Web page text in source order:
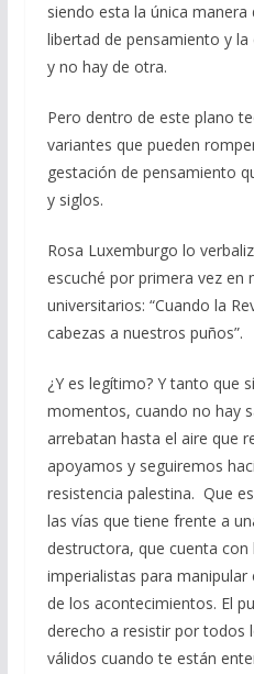
siendo esta la única
libertad de pensamiento y la
y no hay de otra.
Pero dentro de este plano
variantes que pueden
gestación de pensamiento
y siglos.
Rosa Luxemburgo lo
escuché por primera vez en
universitarios: “Cuando la
cabezas a nuestros puños”.
¿Y es legítimo? Y tanto que
momentos, cuando no hay
arrebatan hasta el aire que
apoyamos y seguiremos
resistencia palestina. Que
las vías que tiene frente a
destructora, que cuenta con
imperialistas para
de los acontecimientos. El
derecho a resistir por todos
válidos cuando te están